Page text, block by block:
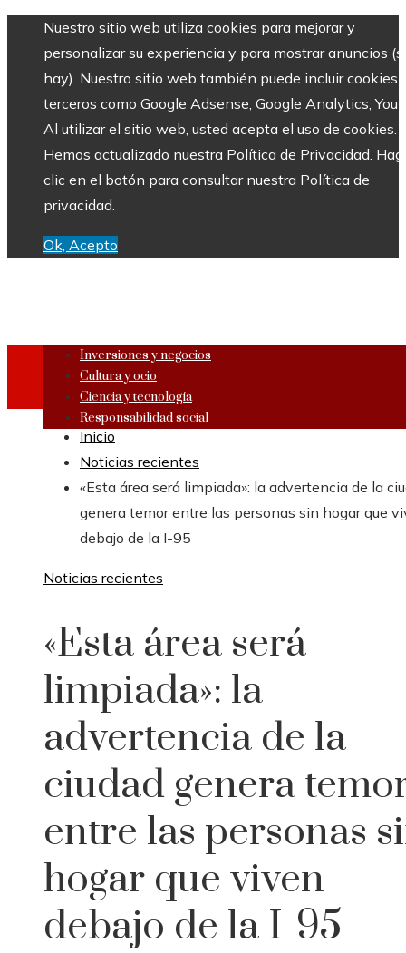
Nuestro sitio web utiliza cookies para mejorar y
personalizar su experiencia y para mostrar anuncios
hay). Nuestro sitio web también puede incluir cookies
terceros como Google Adsense, Google Analytics,
Al utilizar el sitio web, usted acepta el uso de cookies.
Hemos actualizado nuestra Política de Privacidad.
clic en el botón para consultar nuestra Política de
privacidad.
Ok, Acepto
Inversiones y negocios
Cultura y ocio
Ciencia y tecnología
Responsabilidad social
Inicio
Noticias recientes
«Esta área será limpiada»: la advertencia de la
genera temor entre las personas sin hogar que
debajo de la I-95
Noticias recientes
«Esta área será
limpiada»: la
advertencia de la
ciudad genera
entre las personas
hogar que viven
debajo de la I-95